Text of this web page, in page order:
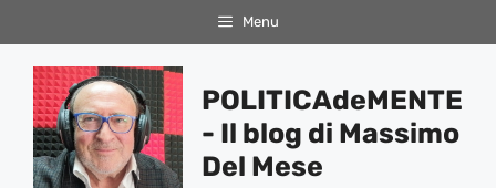
al
contenuto
Menu
POLITICAdeMENTE
- Il blog di Massimo
Del Mese